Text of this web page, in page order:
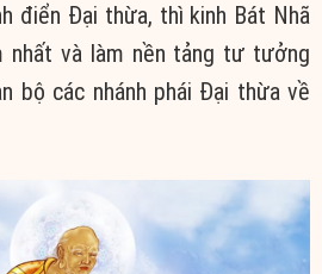
điển Đại thừa, thì kinh Bát Nhã
nhất và làm nền tảng tư tưởng
bộ các nhánh phái Đại thừa về